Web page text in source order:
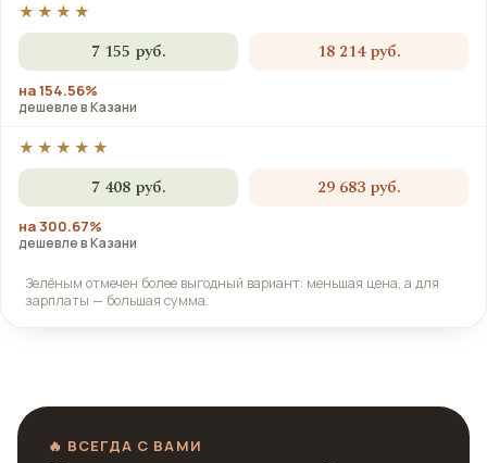
★★★★
7 155 руб. 18 214 руб.
на 154.56%
дешевле в Казани
★★★★★
7 408 руб. 29 683 руб.
на 300.67%
дешевле в Казани
Зелёным отмечен более выгодный вариант: меньшая цена, а для
зарплаты — большая сумма.
🔥 ВСЕГДА С ВАМИ